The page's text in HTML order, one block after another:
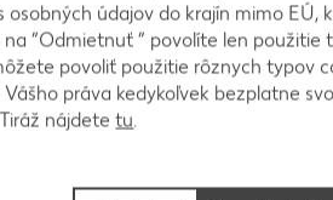
-27%
5,19
7,19
-31%
údajov do krajín mimo EÚ,
“Odmietnuť ” povolíte len použitie
povoliť použitie rôznych typov
práva kedykoľvek bezplatne
nájdetetu.